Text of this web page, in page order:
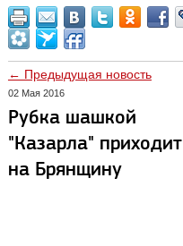
← Предыдущая новость
02 Мая 2016
Рубка шашкой
"Казарла" приходит
на Брянщину